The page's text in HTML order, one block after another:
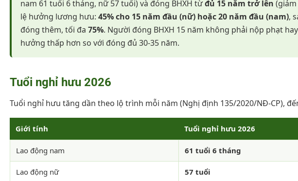
nam 61 tuổi 6 tháng, nữ 57 tuổi) và đóng BHXH từđủ 15 năm trở lên
lệ hưởng lương hưu: 45% cho 15 năm đầu (nữ) hoặc 20 năm đầu (nam),
đóng thêm, tối đa 75%. Người đóng BHXH 15 năm không phải nộp phạt
hưởng thấp hơn so với đóng đủ 30-35 năm.
Tuổi nghỉ hưu 2026
Tuổi nghỉ hưu tăng dần theo lộ trình mỗi năm (Nghị định 135/2020/NĐ-CP),
Giới tính Tuổi nghỉ hưu 2026
Lao động nam 61 tuổi 6 tháng
Lao động nữ 57 tuổi